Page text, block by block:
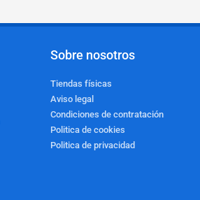
Sobre nosotros
Tiendas físicas
Aviso legal
Condiciones de contratación
Politica de cookies
Politica de privacidad